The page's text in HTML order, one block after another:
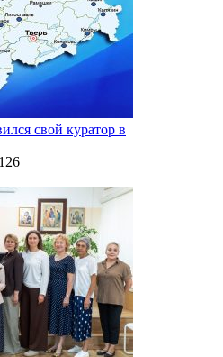
свой куратор в
126